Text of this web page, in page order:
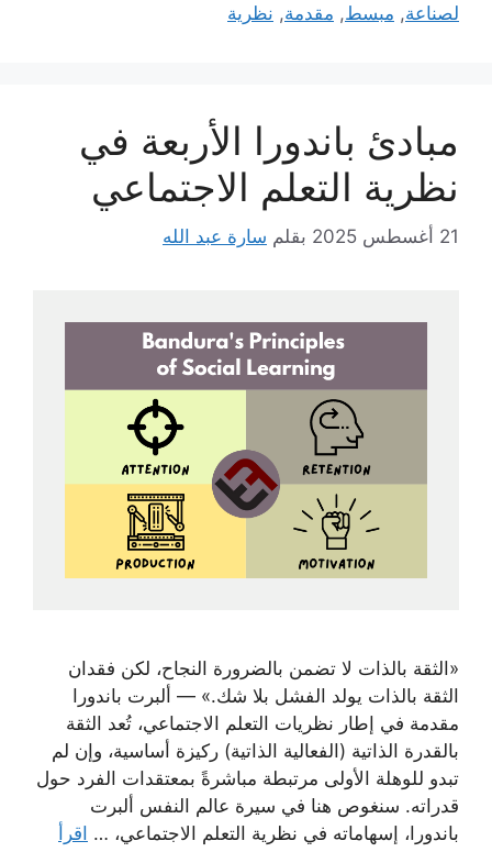
لصناعة, مبسط, مقدمة, نظرية
مبادئ باندورا الأربعة في
نظرية التعلم الاجتماعي
21 أغسطس 2025 بقلم سارة عبد الله
«الثقة بالذات لا تضمن بالضرورة النجاح، لكن فقدان
الثقة بالذات يولد الفشل بلا شك.» — ألبرت باندورا
مقدمة في إطار نظريات التعلم الاجتماعي، تُعد الثقة
بالقدرة الذاتية (الفعالية الذاتية) ركيزة أساسية، وإن لم
تبدو للوهلة الأولى مرتبطة مباشرةً بمعتقدات الفرد حول
قدراته. سنغوص هنا في سيرة عالم النفس ألبرت
باندورا، إسهاماته في نظرية التعلم الاجتماعي، … اقرأ